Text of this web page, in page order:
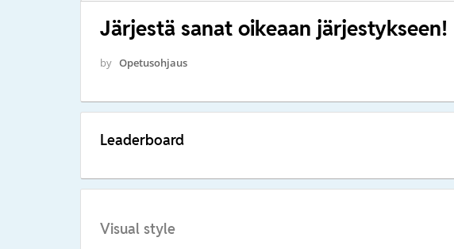
Järjestä sanat oikeaan järjestykseen!
by Opetusohjaus
Leaderboard
Visual style